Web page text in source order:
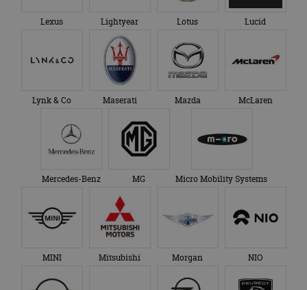
Lexus Lightyear Lotus Lucid
Lynk & Co Maserati Mazda McLaren
Mercedes-Benz MG Micro Mobility Systems
MINI Mitsubishi Morgan NIO